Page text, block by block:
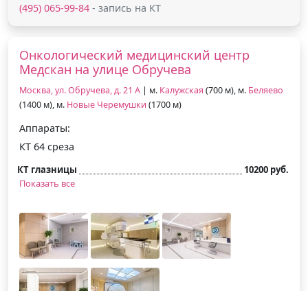
(495) 065-99-84 - запись на КТ
Онкологический медицинский центр
Медскан на улице Обручева
Москва, ул. Обручева, д. 21 А | м. Калужская (700 м), м. Беляево
(1400 м), м. Новые Черемушки (1700 м)
Аппараты:
КТ 64 среза
КТ глазницы
10200 руб.
Показать все